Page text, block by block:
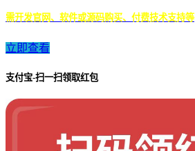
需开发官网、软件或源码购买、付费技术支持等
立即查看
支付宝-扫一扫领取红包